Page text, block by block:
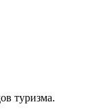
туризма.